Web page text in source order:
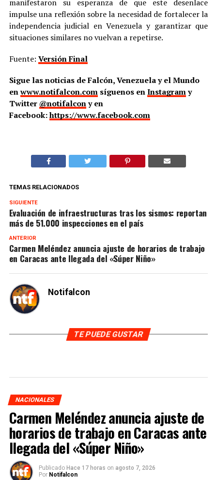
manifestaron su esperanza de que este desenlace
impulse una reflexión sobre la necesidad de fortalecer la
independencia judicial en Venezuela y garantizar que
situaciones similares no vuelvan a repetirse.
Fuente: Versión Final
Sigue las noticias de Falcón, Venezuela y el Mundo
enwww.notifalcon.comsíguenos enInstagramy
Twitter @notifalcony en
Facebook:https://www.facebook.com
TEMAS RELACIONADOS
SIGUIENTE
Evaluación de infraestructuras tras los sismos: reportan
más de 51.000 inspecciones en el país
ANTERIOR
Carmen Meléndez anuncia ajuste de horarios de trabajo
en Caracas ante llegada del «Súper Niño»
Notifalcon
TE PUEDE GUSTAR
NACIONALES
Carmen Meléndez anuncia ajuste de
horarios de trabajo en Caracas ante
llegada del «Súper Niño»
Publicado Hace 17 horas on agosto 7, 2026
Por Notifalcon